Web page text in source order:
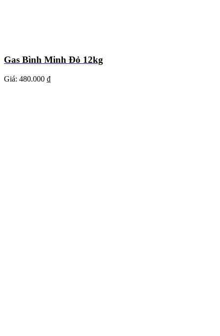
Gas Bình Minh Đỏ 12kg
Giá: 480.000 ₫